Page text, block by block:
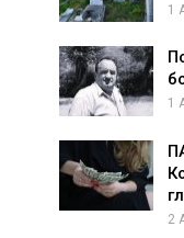
1
1
2